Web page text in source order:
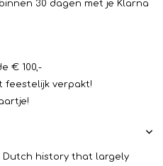
binnen 30 dagen met je Klarna
€ 100,-
feestelijk verpakt!
Dutch history that largely